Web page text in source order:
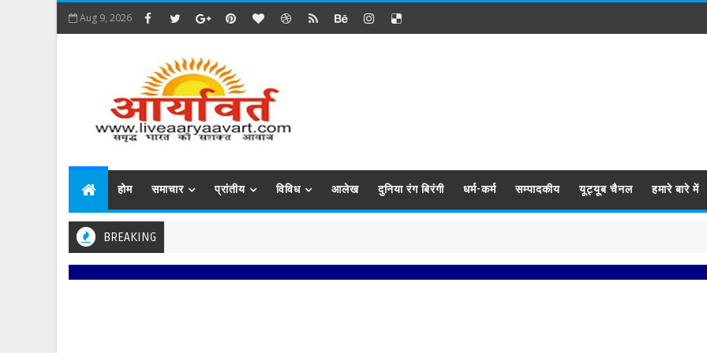
Aug 9, 2026
होम समाचार प्रांतीय विविध आलेख दुनिया रंग बिरंगी धर्म-कर्म सम्पादकीय यूट्यूब चैनल हमारे बारे में
BREAKING